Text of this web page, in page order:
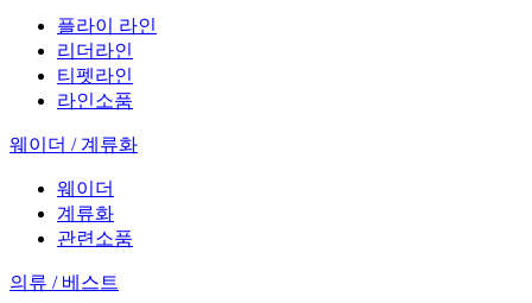
플라이 라인
리더라인
티펫라인
라인소품
웨이더 / 계류화
웨이더
계류화
관련소품
의류 / 베스트